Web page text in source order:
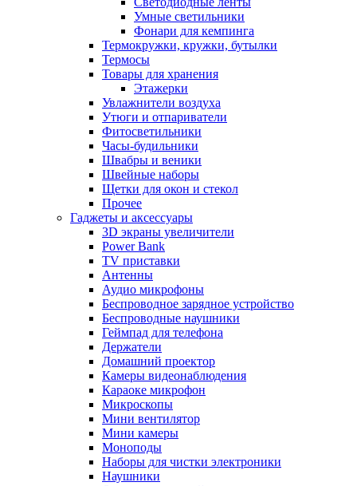
Умные светильники
Фонари для кемпинга
Термокружки, кружки, бутылки
Термосы
Товары для хранения
Этажерки
Увлажнители воздуха
Утюги и отпариватели
Фитосветильники
Часы-будильники
Швабры и веники
Швейные наборы
Щетки для окон и стекол
Прочее
Гаджеты и аксессуары
3D экраны увеличители
Power Bank
TV приставки
Антенны
Аудио микрофоны
Беспроводное зарядное устройство
Беспроводные наушники
Геймпад для телефона
Держатели
Домашний проектор
Камеры видеонаблюдения
Караоке микрофон
Микроскопы
Мини вентилятор
Мини камеры
Моноподы
Наборы для чистки электроники
Наушники